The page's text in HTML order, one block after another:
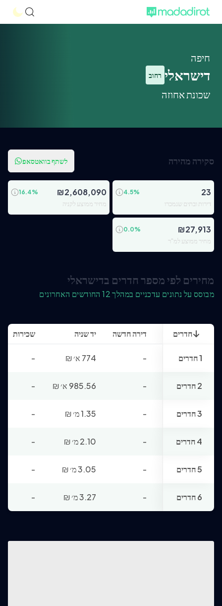
חיפה
דישראלי רחוב
שכונת אחוזה
סקירה מהירה לשתף בוואטסאפ
23
4.5%
דירות ובתים שנמכרו
₪2,608,090
16.4%
מחיר ממוצע לקניה
₪27,913
0.0%
מחיר ממוצע למ"ר
מחירים לפי מספר חדרים בדישראלי
מבוסס על נתונים עדכניים במהלך 12 החודשים האחרונים
חדרים דירה חדשה יד שניה שכירות
1 חדרים - 774 א׳ ₪
-
2 חדרים - 985.56 א׳ ₪
-
3 חדרים - 1.35 מ׳ ₪
-
4 חדרים - 2.10 מ׳ ₪
-
5 חדרים - 3.05 מ׳ ₪
-
6 חדרים - 3.27 מ׳ ₪
-